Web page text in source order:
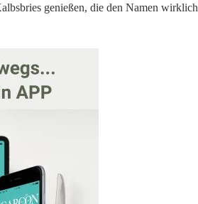
genießen, die den Namen wirklich